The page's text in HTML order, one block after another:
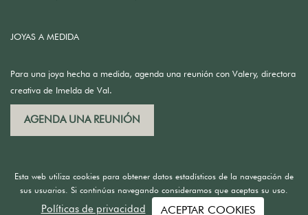
JOYAS A MEDIDA
Para una joya hecha a medida, agenda una reunión con Valery, directora
creativa de Imelda de Val.
AGENDA UNA REUNIÓN
Esta web utiliza cookies para obtener datos estadísticos de la navegación de
sus usuarios. Si continúas navegando consideramos que aceptas su uso.
Políticas de privacidad ACEPTAR COOKIES